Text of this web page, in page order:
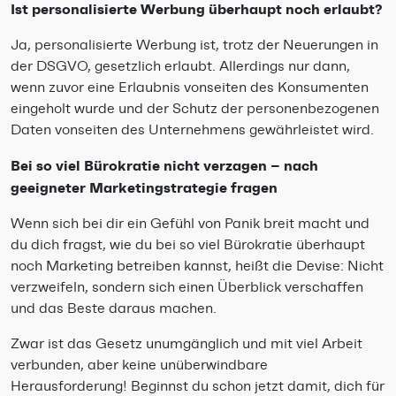
Ist personalisierte Werbung überhaupt noch erlaubt?
Ja, personalisierte Werbung ist, trotz der Neuerungen in
der DSGVO, gesetzlich erlaubt. Allerdings nur dann,
wenn zuvor eine Erlaubnis vonseiten des Konsumenten
eingeholt wurde und der Schutz der personenbezogenen
Daten vonseiten des Unternehmens gewährleistet wird.
Bei so viel Bürokratie nicht verzagen – nach
geeigneter Marketingstrategie fragen
Wenn sich bei dir ein Gefühl von Panik breit macht und
du dich fragst, wie du bei so viel Bürokratie überhaupt
noch Marketing betreiben kannst, heißt die Devise: Nicht
verzweifeln, sondern sich einen Überblick verschaffen
und das Beste daraus machen.
Zwar ist das Gesetz unumgänglich und mit viel Arbeit
verbunden, aber keine unüberwindbare
Herausforderung! Beginnst du schon jetzt damit, dich für